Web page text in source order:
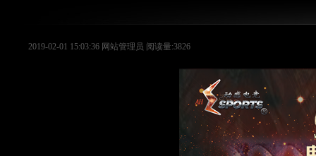
2019-02-01 15:03:36 网站管理员 阅读量:3826